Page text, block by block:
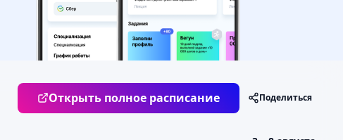
Открыть полное расписание Поделиться